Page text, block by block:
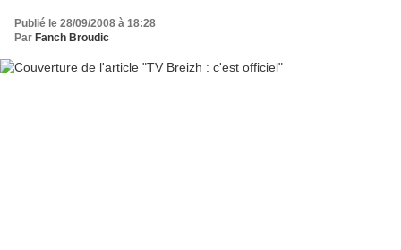
Publié le 28/09/2008 à 18:28
Par Fanch Broudic